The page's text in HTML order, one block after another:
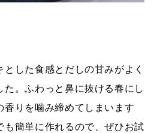
した食感とだしの甘みがよく
。ふわっと鼻に抜ける春にし
香りを噛み締めてしまいます
も簡単に作れるので、ぜひお試